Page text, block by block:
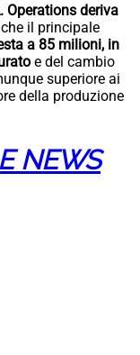
Operations deriva
il principale
a 85 milioni, in
e del cambio
superiore ai
della produzione
NEWS